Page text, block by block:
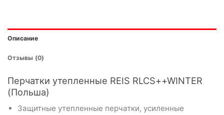
Описание
Отзывы (0)
Перчатки утепленные REIS RLCS++WINTER
(Польша)
Защитные утепленные перчатки, усиленные